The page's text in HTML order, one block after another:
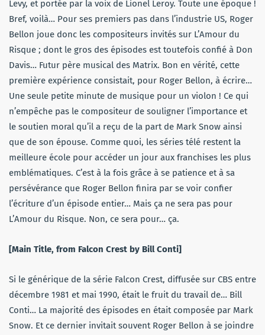
Levy, et portée par la voix de Lionel Leroy. Toute une époque !
Bref, voilà… Pour ses premiers pas dans l’industrie US, Roger
Bellon joue donc les compositeurs invités sur L’Amour du
Risque ; dont le gros des épisodes est toutefois confié à Don
Davis… Futur père musical des Matrix. Bon en vérité, cette
première expérience consistait, pour Roger Bellon, à écrire…
Une seule petite minute de musique pour un violon ! Ce qui
n’empêche pas le compositeur de souligner l’importance et
le soutien moral qu’il a reçu de la part de Mark Snow ainsi
que de son épouse. Comme quoi, les séries télé restent la
meilleure école pour accéder un jour aux franchises les plus
emblématiques. C’est à la fois grâce à se patience et à sa
persévérance que Roger Bellon finira par se voir confier
l’écriture d’un épisode entier… Mais ça ne sera pas pour
L’Amour du Risque. Non, ce sera pour… ça.
[Main Title, from Falcon Crest by Bill Conti]
Si le générique de la série Falcon Crest, diffusée sur CBS entre
décembre 1981 et mai 1990, était le fruit du travail de… Bill
Conti… La majorité des épisodes en était composée par Mark
Snow. Et ce dernier invitait souvent Roger Bellon à se joindre